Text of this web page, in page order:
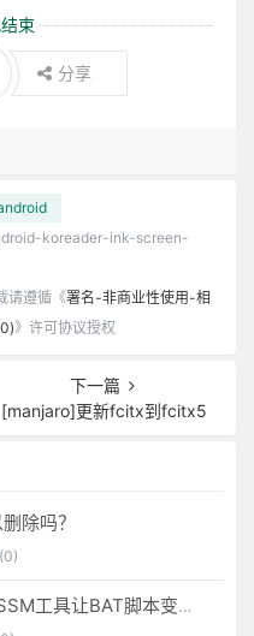
束
分享
koreader-ink-screen-
请遵循《署名-非商业性使用-相
》许可协议授权
下一篇
[manjaro]更新fcitx到fcitx5
除吗？
【Windows】利用NSSM工具让BAT脚本变成后台服务